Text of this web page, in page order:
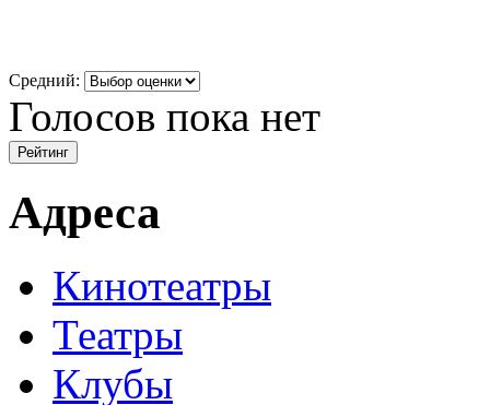
Средний:
Голосов пока нет
Адреса
Кинотеатры
Театры
Клубы